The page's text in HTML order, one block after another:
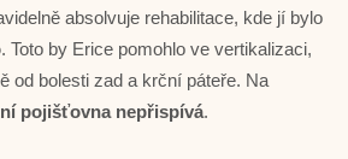
absolvuje rehabilitace, kde jí bylo
. Toto by Erice pomohlo ve vertikalizaci,
od bolesti zad a krční páteře. Na
pojišťovna nepřispívá.